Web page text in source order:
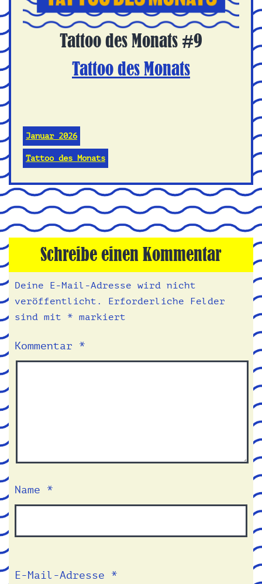
Tattoo des Monats #9
Tattoo des Monats
Januar 2026
Tattoo des Monats
Schreibe einen Kommentar
Deine E-Mail-Adresse wird nicht
veröffentlicht.
Erforderliche Felder
sind mit * markiert
Kommentar *
Name *
E-Mail-Adresse *